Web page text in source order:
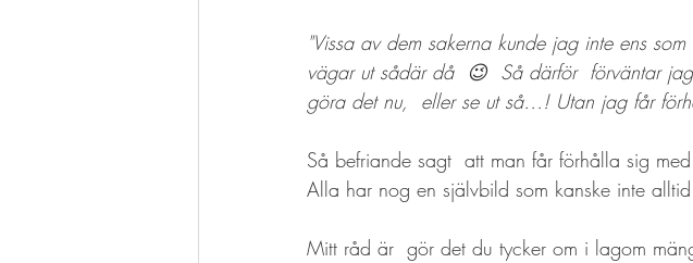
"Vissa av dem sakerna kunde jag inte ens
vägar ut sådär då  😉  Så därför  förväntar
göra det nu,  eller se ut så…! Utan jag får
Så befriande sagt  att man får förhålla sig
Alla har nog en självbild som kanske inte
Mitt råd är  gör det du tycker om i lagom